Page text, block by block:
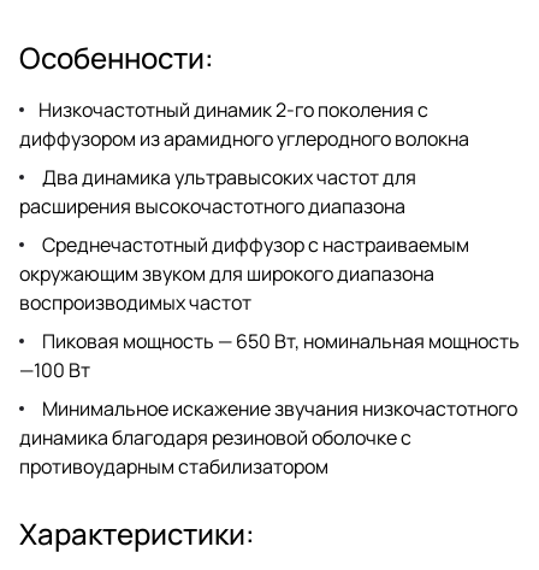
Особенности:
Низкочастотный динамик 2-го поколения с
диффузором из арамидного углеродного волокна
Два динамика ультравысоких частот для
расширения высокочастотного диапазона
Среднечастотный диффузор с настраиваемым
окружающим звуком для широкого диапазона
воспроизводимых частот
Пиковая мощность — 650 Вт, номинальная мощность
—100 Вт
Минимальное искажение звучания низкочастотного
динамика благодаря резиновой оболочке с
противоударным стабилизатором
Характеристики: